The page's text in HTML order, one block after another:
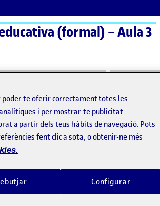
(formal) – Aula 3
pmde la intervenció
Publicat per Planificació de la Intervenció: Infografia
Monica Roca Gonzalez
Visibilitat:
Públic-Data de publicació
17 Nov. 202517 novembre, 2025 1:20
-comentariel
poder-te oferir correctament totes les
i per mostrar-te publicitat
a partir dels teus hàbits de navegació. Pots
fent clic a sota, o obtenir-ne més
Configurar